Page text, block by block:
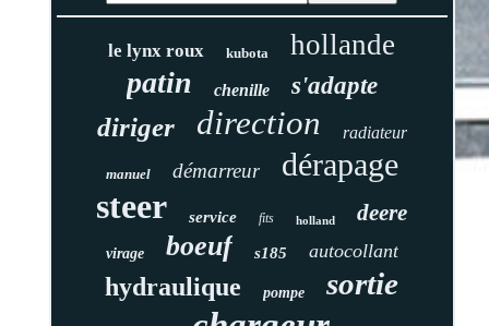
le lynx roux kubota hollande
patin chenille s'adapte
diriger direction radiateur
manuel démarreur dérapage
steer service fits holland deere
virage boeuf s185 autocollant
hydraulique pompe sortie